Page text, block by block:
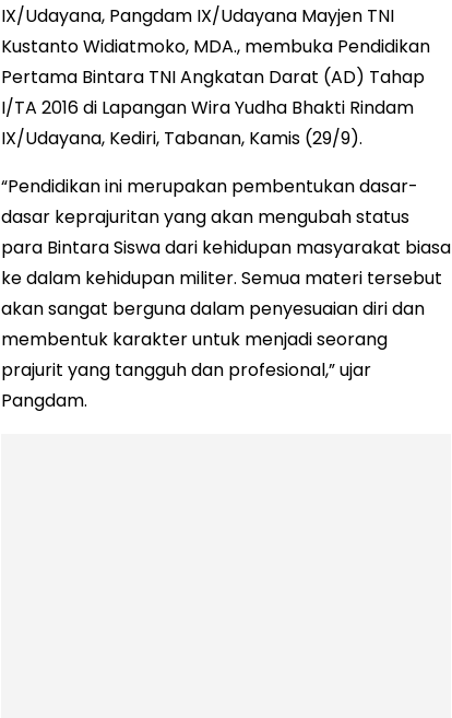
IX/Udayana, Pangdam IX/Udayana Mayjen TNI
Kustanto Widiatmoko, MDA., membuka Pendidikan
Pertama Bintara TNI Angkatan Darat (AD) Tahap
I/TA 2016 di Lapangan Wira Yudha Bhakti Rindam
IX/Udayana, Kediri, Tabanan, Kamis (29/9).
“Pendidikan ini merupakan pembentukan dasar-
dasar keprajuritan yang akan mengubah status
para Bintara Siswa dari kehidupan masyarakat biasa
ke dalam kehidupan militer. Semua materi tersebut
akan sangat berguna dalam penyesuaian diri dan
membentuk karakter untuk menjadi seorang
prajurit yang tangguh dan profesional,” ujar
Pangdam.